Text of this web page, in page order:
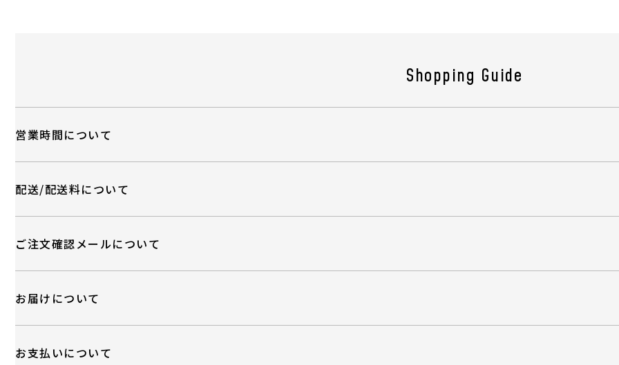
Shopping Guide
営業時間について
配送/配送料について
ご注文確認メールについて
お届けについて
お支払いについて